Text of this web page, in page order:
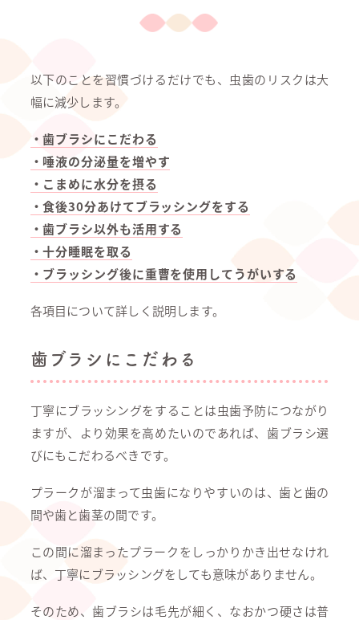
以下のことを習慣づけるだけでも、虫歯のリスクは大
幅に減少します。
・歯ブラシにこだわる
・唾液の分泌量を増やす
・こまめに水分を摂る
・食後30分あけてブラッシングをする
・歯ブラシ以外も活用する
・十分睡眠を取る
・ブラッシング後に重曹を使用してうがいする
各項目について詳しく説明します。
歯ブラシにこだわる
丁寧にブラッシングをすることは虫歯予防につながり
ますが、より効果を高めたいのであれば、歯ブラシ選
びにもこだわるべきです。
プラークが溜まって虫歯になりやすいのは、歯と歯の
間や歯と歯茎の間です。
この間に溜まったプラークをしっかりかき出せなけれ
ば、丁寧にブラッシングをしても意味がありません。
そのため、歯ブラシは毛先が細く、なおかつ硬さは普